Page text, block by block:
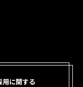
用に関する